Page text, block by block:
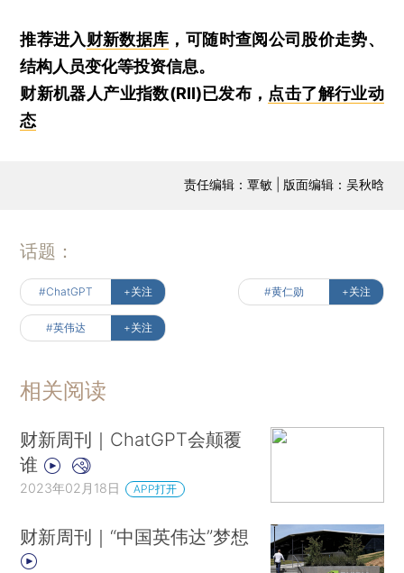
推荐进入财新数据库 ，可随时查阅公司股价走势、
结构人员变化等投资信息。
财新机器人产业指数(RII)已发布， 点击了解行业动
态
责任编辑：覃敏 | 版面编辑：吴秋晗
话题：
#ChatGPT +关注 #黄仁勋 +关注
#英伟达 +关注
相关阅读
财新周刊｜ChatGPT会颠覆
谁
2023年02月18日 APP打开
财新周刊｜“中国英伟达”梦想